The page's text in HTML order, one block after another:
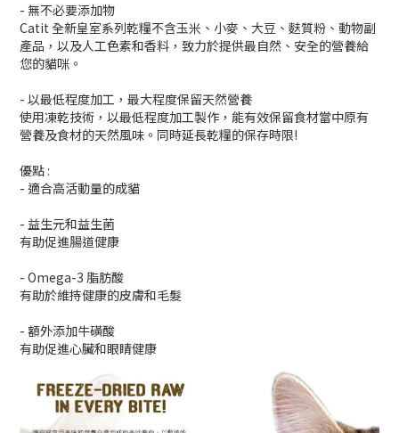
- 無不必要添加物
Catit 全新皇室系列乾糧不含玉米、小麥、大豆、麩質粉、動物副
產品，以及人工色素和香料，致力於提供最自然、安全的營養給
您的貓咪。
- 以最低程度加工，最大程度保留天然營養
使用凍乾技術，以最低程度加工製作，能有效保留食材當中原有
營養及食材的天然風味。同時延長乾糧的保存時限!
優點 :
- 適合高活動量的成貓
- 益生元和益生菌
有助促進腸道健康
- Omega-3 脂肪酸
有助於維持健康的皮膚和毛髮
- 額外添加牛磺酸
有助促進心臟和眼睛健康